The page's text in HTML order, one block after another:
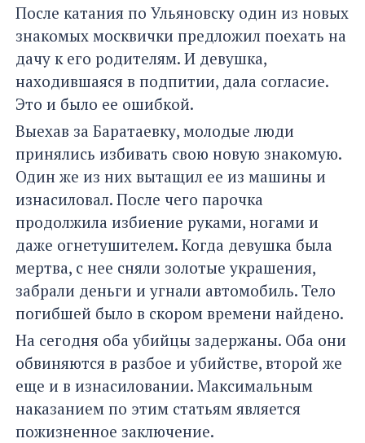
После катания по Ульяновску один из новых
знакомых москвички предложил поехать на
дачу к его родителям. И девушка,
находившаяся в подпитии, дала согласие.
Это и было ее ошибкой.
Выехав за Баратаевку, молодые люди
принялись избивать свою новую знакомую.
Один же из них вытащил ее из машины и
изнасиловал. После чего парочка
продолжила избиение руками, ногами и
даже огнетушителем. Когда девушка была
мертва, с нее сняли золотые украшения,
забрали деньги и угнали автомобиль. Тело
погибшей было в скором времени найдено.
На сегодня оба убийцы задержаны. Оба они
обвиняются в разбое и убийстве, второй же
еще и в изнасиловании. Максимальным
наказанием по этим статьям является
пожизненное заключение.